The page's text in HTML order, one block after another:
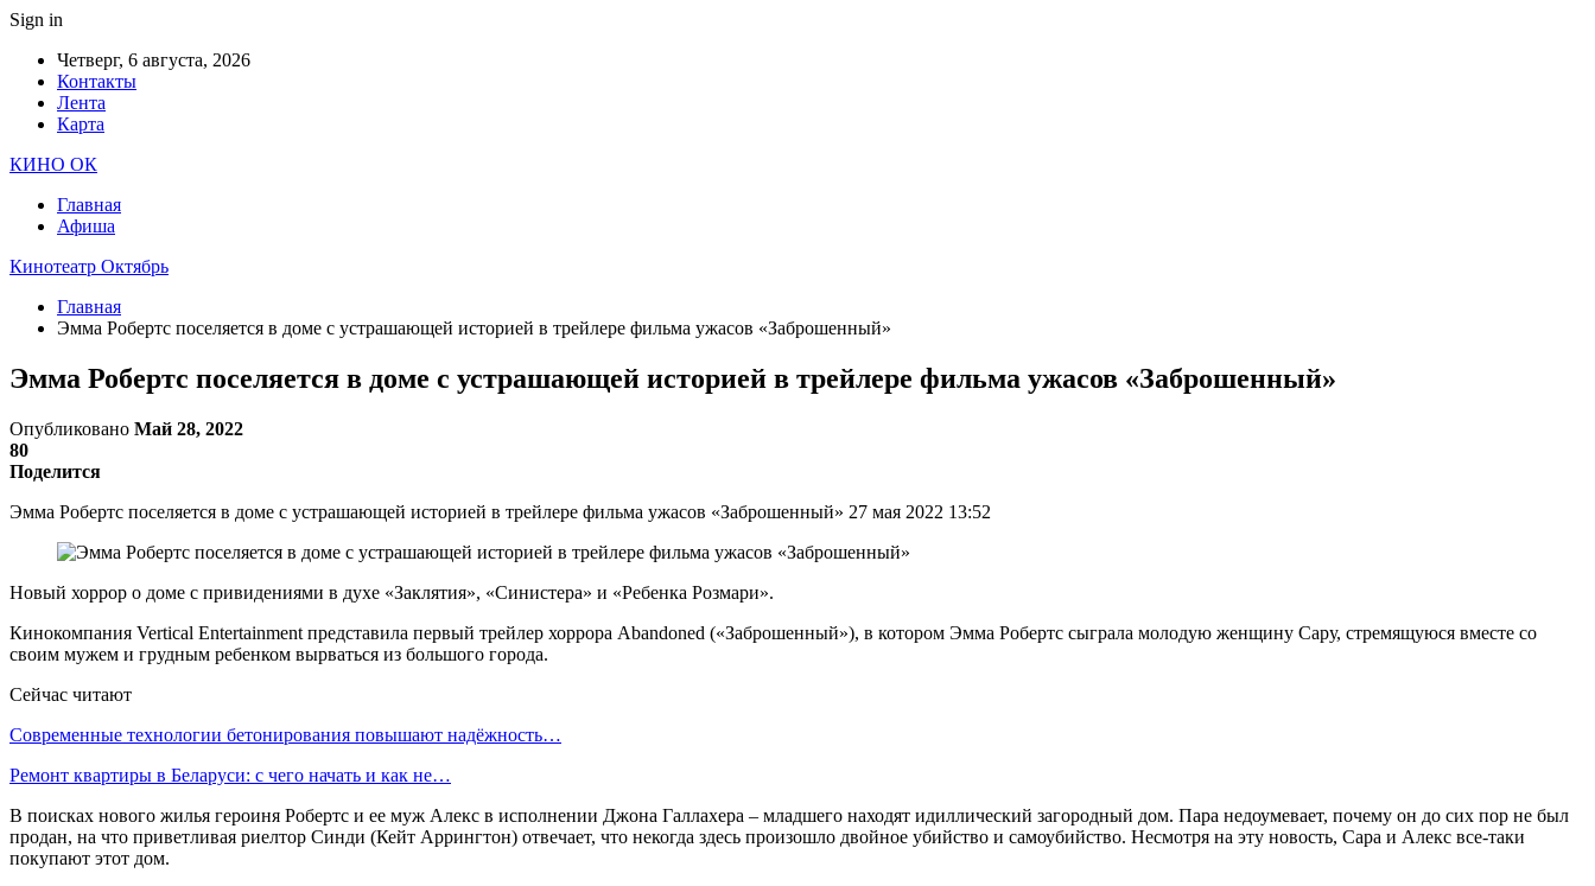
Sign in
Четверг, 6 августа, 2026
Контакты
Лента
Карта
КИНО ОК
Главная
Афиша
Кинотеатр Октябрь
Главная
Эмма Робертс поселяется в доме с устрашающей историей в трейлере фильма ужасов «Заброшенный»
Эмма Робертс поселяется в доме с устрашающей историей в трейлере фильма ужасов «Заброшенный»
Опубликовано Май 28, 2022
80
Поделится
Эмма Робертс поселяется в доме с устрашающей историей в трейлере фильма ужасов «Заброшенный» 27 мая 2022 13:52
Новый хоррор о доме с привидениями в духе «Заклятия», «Синистера» и «Ребенка Розмари».
Кинокомпания Vertical Entertainment представила первый трейлер хоррора Abandoned («Заброшенный»), в котором Эмма Робертс сыграла молодую женщину Сару, стремящуюся вместе со
своим мужем и грудным ребенком вырваться из большого города.
Сейчас читают
Современные технологии бетонирования повышают надёжность…
Ремонт квартиры в Беларуси: с чего начать и как не…
В поисках нового жилья героиня Робертс и ее муж Алекс в исполнении Джона Галлахера – младшего находят идиллический загородный дом. Пара недоумевает, почему он до сих пор не был
продан, на что приветливая риелтор Синди (Кейт Аррингтон) отвечает, что некогда здесь произошло двойное убийство и самоубийство. Несмотря на эту новость, Сара и Алекс все-таки
покупают этот дом.